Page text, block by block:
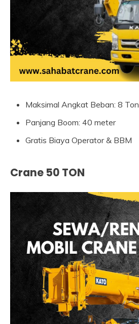
Maksimal Angkat Beban: 8 Ton
Panjang Boom: 40 meter
Gratis Biaya Operator & BBM
Crane 50 TON